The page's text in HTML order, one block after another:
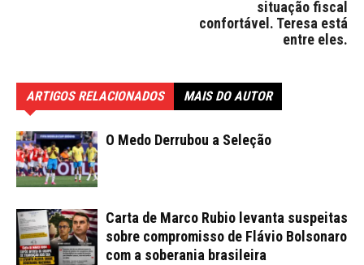
situação fiscal
confortável. Teresa está
entre eles.
ARTIGOS RELACIONADOS MAIS DO AUTOR
O Medo Derrubou a Seleção
Carta de Marco Rubio levanta suspeitas
sobre compromisso de Flávio Bolsonaro
com a soberania brasileira